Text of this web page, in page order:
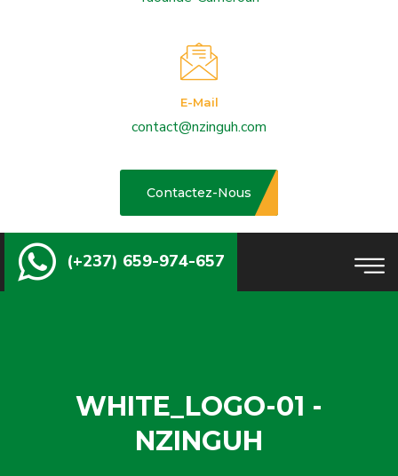
E-Mail
contact@nzinguh.com
Contactez-Nous
(+237) 659-974-657
WHITE_LOGO-01 -
NZINGUH